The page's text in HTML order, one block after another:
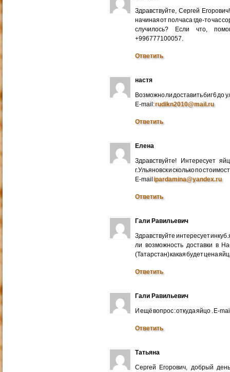
Здравствуйте, Сергей
начиная от пол часа где-то час
случилось? Если что,
+996777100057.
Ответить
настя
Возможно ли доставить биг 6 до
E-mail:rudikn2010@mail.ru
Ответить
Елена
Здравствуйте! Интересует
г.Ульяновск и сколько по
E-mailipardamina@yandex.ru
Ответить
Гали Равильевич
Здравствуйте интересует
ли возможность доставки в
(Татарстан) какая будет цена
Ответить
Гали Равильевич
И ещё вопрос : откуда яйцо . E-
Ответить
Татьяна
Сергей Егорович, добрый